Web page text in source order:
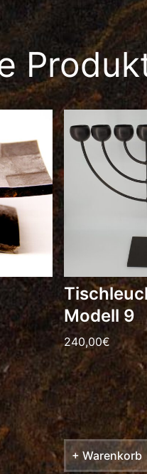
Modell 9
240,00€
+ Warenkorb